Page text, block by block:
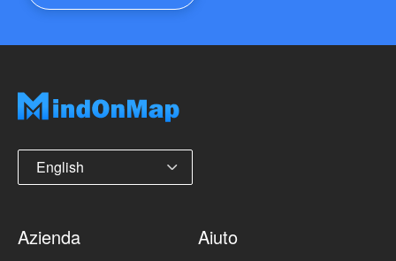
English
Azienda Aiuto